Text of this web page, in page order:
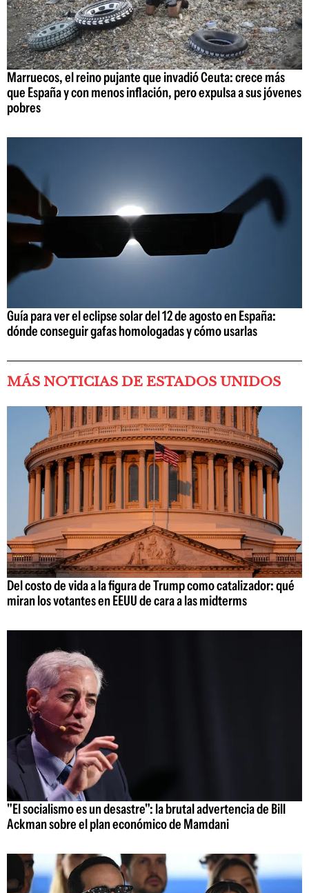
Marruecos, el reino pujante que invadió Ceuta: crece más
que España y con menos inflación, pero expulsa a sus jóvenes
pobres
Guía para ver el eclipse solar del 12 de agosto en España:
dónde conseguir gafas homologadas y cómo usarlas
MÁS NOTICIAS DE ESTADOS UNIDOS
Del costo de vida a la figura de Trump como catalizador: qué
miran los votantes en EEUU de cara a las midterms
"El socialismo es un desastre": la brutal advertencia de Bill
Ackman sobre el plan económico de Mamdani